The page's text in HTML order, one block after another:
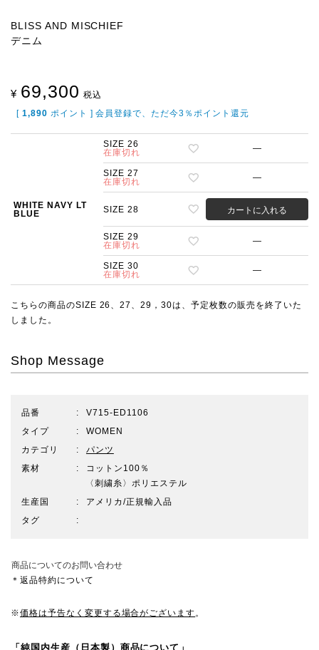
BLISS AND MISCHIEF
デニム
¥ 69,300 税込
[ 1,890 ポイント ] 会員登録で、ただ今3％ポイント還元
WHITE NAVY LT
BLUE
SIZE 26
在庫切れ
—
SIZE 27
在庫切れ
—
SIZE 28 カートに入れる
SIZE 29
在庫切れ
—
SIZE 30
在庫切れ
—
こちらの商品のSIZE 26、27、29，30は、予定枚数の販売を終了いた
しました。
Shop Message
品番
V715-ED1106
タイプ
WOMEN
カテゴリ
パンツ
素材
コットン100％
〈刺繍糸〉ポリエステル
生産国
アメリカ/正規輸入品
タグ
商品についてのお問い合わせ
＊返品特約について
※価格は予告なく変更する場合がございます。
「純国内生産（日本製）商品について」